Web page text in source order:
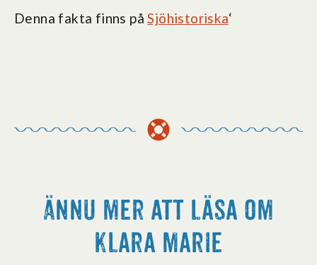
Denna fakta finns påSjöhistoriska‘
Ännu mer att läsa om
Klara Marie